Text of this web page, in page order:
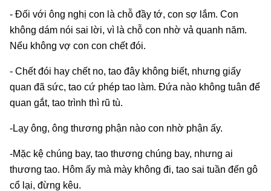
- Đối với ông nghị con là chỗ đầy tớ, con sợ lắm. Con
không dám nói sai lời, vì là chỗ con nhờ vả quanh năm.
Nếu không vợ con con chết đói.
- Chết đói hay chết no, tao đây không biết, nhưng giấy
quan đã sức, tao cứ phép tao làm. Đứa nào không tuân để
quan gắt, tao trình thì rũ tù.
-Lạy ông, ông thương phận nào con nhờ phận ấy.
-Mặc kệ chúng bay, tao thương chúng bay, nhưng ai
thương tao. Hôm ấy mà mày không đi, tao sai tuần đến gô
cổ lại, đừng kêu.